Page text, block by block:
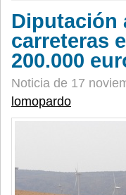
Diputación
carreteras
200.000
Noticia de 17
lomopardo